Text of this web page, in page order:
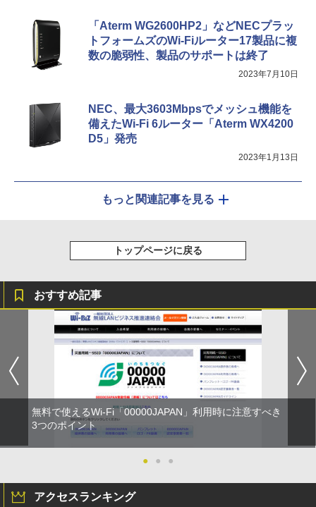
「Aterm WG2600HP2」などNECプラッ
トフォームズのWi-Fiルーター17製品に複
数の脆弱性、製品のサポートは終了
2023年7月10日
NEC、最大3603Mbpsでメッシュ機能を
備えたWi-Fi 6ルーター「Aterm WX4200
D5」発売
2023年1月13日
もっと関連記事を見る
トップページに戻る
おすすめ記事
無料で使えるWi-Fi「00000JAPAN」利用時に注意すべき
3つのポイント
● ● ●
アクセスランキング